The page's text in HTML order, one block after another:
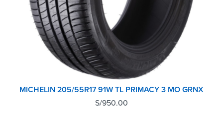
MICHELIN 205/55R17 91W TL PRIMACY 3 MO GRNX
S/950.00